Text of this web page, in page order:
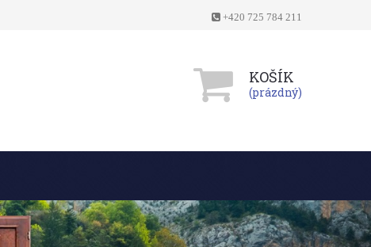
+420 725 784 211
KOŠÍK
(prázdný)